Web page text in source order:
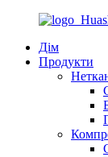
Дім
Продукти